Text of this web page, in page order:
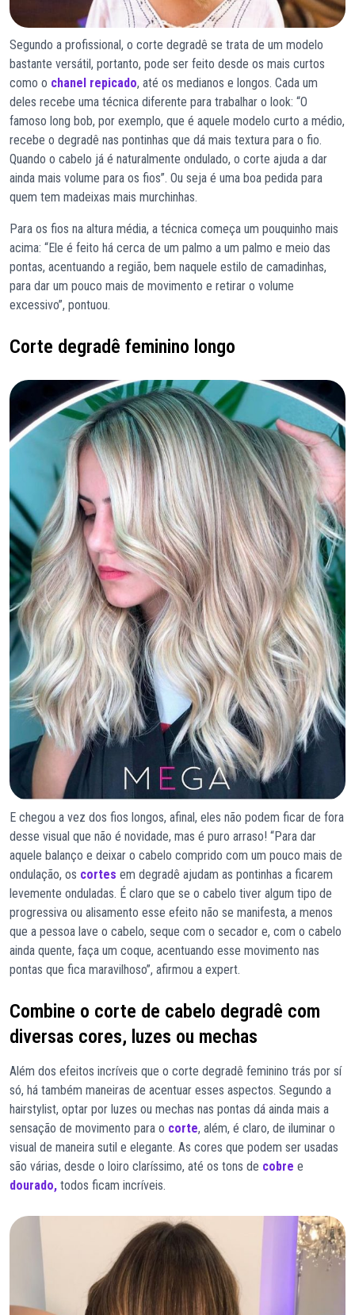
Segundo a profissional, o corte degradê se trata de um modelo
bastante versátil, portanto, pode ser feito desde os mais curtos
como o chanel repicado, até os medianos e longos. Cada um
deles recebe uma técnica diferente para trabalhar o look: “O
famoso long bob, por exemplo, que é aquele modelo curto a médio,
recebe o degradê nas pontinhas que dá mais textura para o fio.
Quando o cabelo já é naturalmente ondulado, o corte ajuda a dar
ainda mais volume para os fios”. Ou seja é uma boa pedida para
quem tem madeixas mais murchinhas.
Para os fios na altura média, a técnica começa um pouquinho mais
acima: “Ele é feito há cerca de um palmo a um palmo e meio das
pontas, acentuando a região, bem naquele estilo de camadinhas,
para dar um pouco mais de movimento e retirar o volume
excessivo”, pontuou.
Corte degradê feminino longo
E chegou a vez dos fios longos, afinal, eles não podem ficar de fora
desse visual que não é novidade, mas é puro arraso! “Para dar
aquele balanço e deixar o cabelo comprido com um pouco mais de
ondulação, os cortes em degradê ajudam as pontinhas a ficarem
levemente onduladas. É claro que se o cabelo tiver algum tipo de
progressiva ou alisamento esse efeito não se manifesta, a menos
que a pessoa lave o cabelo, seque com o secador e, com o cabelo
ainda quente, faça um coque, acentuando esse movimento nas
pontas que fica maravilhoso”, afirmou a expert.
Combine o corte de cabelo degradê com
diversas cores, luzes ou mechas
Além dos efeitos incríveis que o corte degradê feminino trás por sí
só, há também maneiras de acentuar esses aspectos. Segundo a
hairstylist, optar por luzes ou mechas nas pontas dá ainda mais a
sensação de movimento para o corte, além, é claro, de iluminar o
visual de maneira sutil e elegante. As cores que podem ser usadas
são várias, desde o loiro claríssimo, até os tons de cobre e
dourado, todos ficam incríveis.